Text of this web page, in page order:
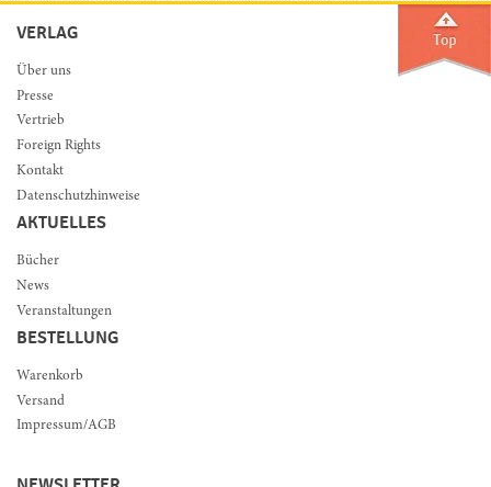
VERLAG
Über uns
Presse
Vertrieb
Foreign Rights
Kontakt
Datenschutzhinweise
AKTUELLES
Bücher
News
Veranstaltungen
BESTELLUNG
Warenkorb
Versand
Impressum/AGB